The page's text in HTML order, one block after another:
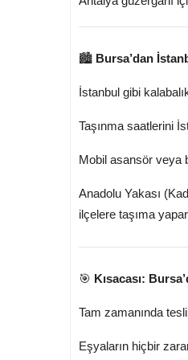
🏙️ Bursa’dan
İstanbul gibi
Taşınma saatlerini
Mobil asansör veya
Anadolu Yakası
ilçelere taşıma yapar
🎯 Kısacası:
Tam zamanında
Eşyaların hiçbir